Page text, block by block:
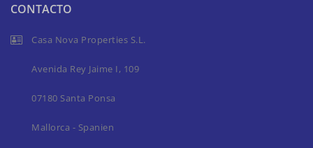
CONTACTO
Casa Nova Properties S.L.
Avenida Rey Jaime I, 109
07180 Santa Ponsa
Mallorca - Spanien